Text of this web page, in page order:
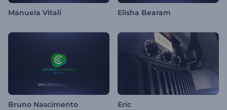
Manuela Vitali Elisha Bearam
Bruno Nascimento Eric